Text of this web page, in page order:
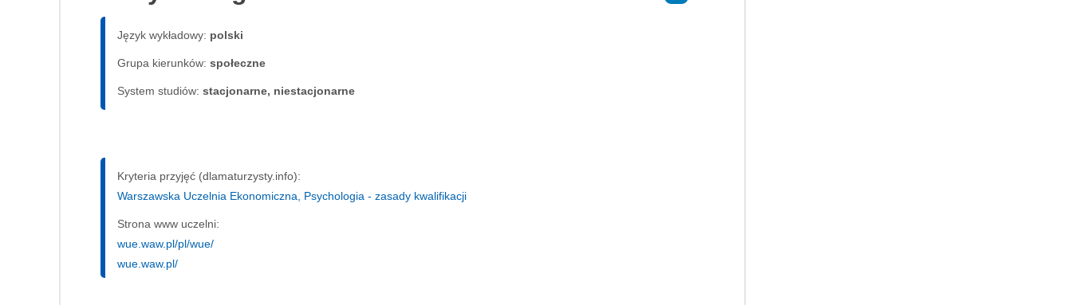
Język wykładowy: polski
Grupa kierunków: społeczne
System studiów: sta­cjo­nar­ne, nie­sta­cjo­nar­ne
Kryteria przyjęć (dlamaturzysty.info):
Warszawska Uczelnia Ekonomiczna, Psychologia - zasady kwalifikacji
Strona www uczelni:
wue.waw.pl/pl/wue/
wue.waw.pl/